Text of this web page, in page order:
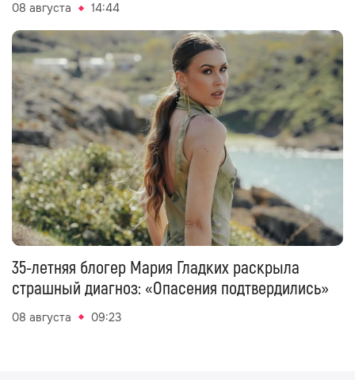
08 августа 14:44
35-летняя блогер Мария Гладких раскрыла
страшный диагноз: «Опасения подтвердились»
08 августа 09:23